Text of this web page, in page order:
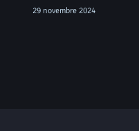
29 novembre 2024